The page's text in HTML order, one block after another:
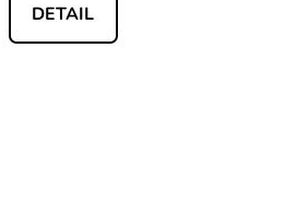
DETAIL